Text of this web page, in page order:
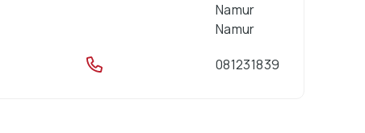
Namur
Namur
081231839